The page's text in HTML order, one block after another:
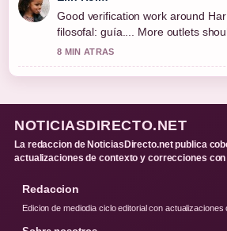
Good verification work around
filosofal: guía.... More outlets
8 MIN ATRAS
NOTICIASDIRECTO.NET
La redaccion de NoticiasDirecto.net publica
actualizaciones de contexto y correcciones
Redaccion
Edicion de mediodia ciclo editorial con actualizaciones